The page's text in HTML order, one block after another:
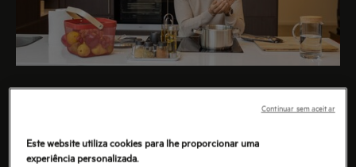
Cláudio Ramos, comentador e apresentador de
Este website utiliza cookies para lhe proporcionar uma
experiência personalizada.
Continuar sem aceitar